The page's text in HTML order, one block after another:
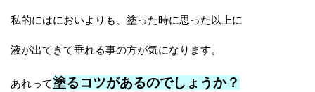
私的にはにおいよりも、塗った時に思った以上に
液が出てきて垂れる事の方が気になります。
あれって塗るコツがあるのでしょうか？